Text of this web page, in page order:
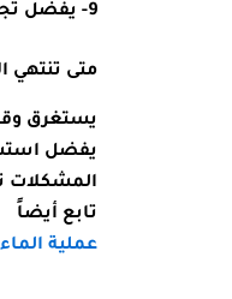
9- يفضل تجنب التدخين والكحوليات لتسريع عملية الشفاء بعد استخدامات ابر البوتكس للعين.
متى تنتهي
يستغرق
يفضل
المشكلات
تابع أيضاً
عملية